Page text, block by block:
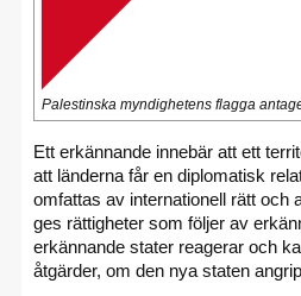
Palestinska myndighetens flagga
Ett erkännande innebär att ett
att länderna får en diplomatisk
omfattas av internationell rätt och
ges rättigheter som följer av
erkännande stater reagerar och
åtgärder, om den nya staten